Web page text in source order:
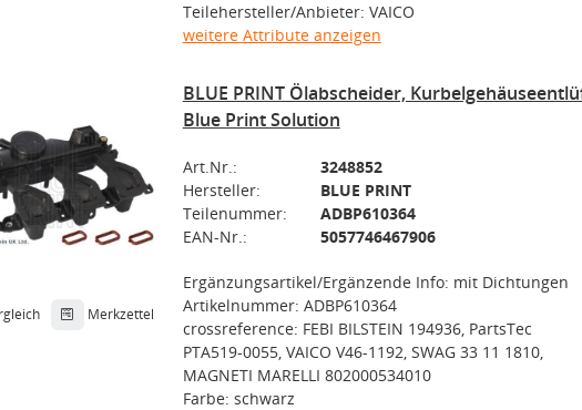
Teilehersteller/Anbieter: VAICO
weitere Attribute anzeigen
Merkzettel
BLUE PRINT Ölabscheider,
Blue Print Solution
Art.Nr.:
3248852
Hersteller:
BLUE PRINT
Teilenummer:
ADBP610364
EAN-Nr.:
5057746467906
Ergänzungsartikel/Ergänzende Info: mit Dichtungen
Artikelnummer: ADBP610364
crossreference: FEBI BILSTEIN 194936, PartsTec
PTA519-0055, VAICO V46-1192, SWAG 33 11 1810,
MAGNETI MARELLI 802000534010
Farbe: schwarz